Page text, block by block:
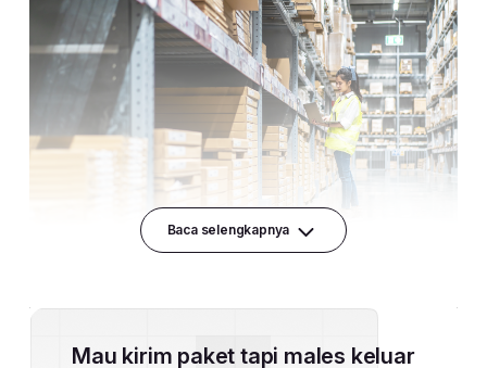
Baca selengkapnya
Mau kirim paket tapi males keluar